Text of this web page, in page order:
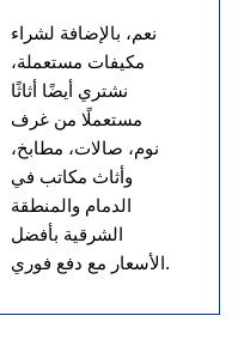
نعم، بالإضافة لشراء
مكيفات مستعملة،
نشتري أيضًا أثاثًا
مستعملًا من غرف
نوم، صالات، مطابخ،
وأثاث مكاتب في
الدمام والمنطقة
الشرقية بأفضل
الأسعار مع دفع فوري.